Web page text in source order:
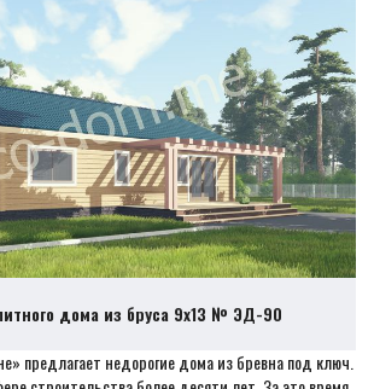
дома из бруса 9х13 № ЭД-90
предлагает недорогие дома из бревна под ключ.